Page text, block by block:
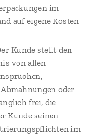
im
auf eigene Kosten
Kunde stellt den
von allen
oder
frei, die
Kunde seinen
im